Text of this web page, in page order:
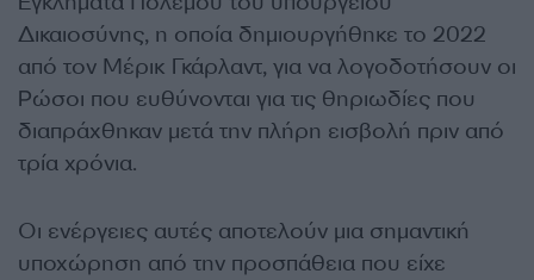
Δικαιοσύνης, η οποία δημιουργήθηκε το 2022
από τον Μέρικ Γκάρλαντ, για να λογοδοτήσουν οι
Ρώσοι που ευθύνονται για τις θηριωδίες που
διαπράχθηκαν μετά την πλήρη εισβολή πριν από
τρία χρόνια.
Οι ενέργειες αυτές αποτελούν μια σημαντική
υποχώρηση από την προσπάθεια που είχε